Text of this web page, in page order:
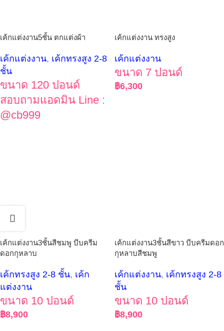
เค้กแต่งงาน5ชั้น ตกแต่งผ้า
เค้กแต่งงาน, เค้กทรงสูง 2-8
ชั้น
ขนาด 120 ปอนด์
สอบถามแอดมิน Line :
@cb999
เค้กแต่งงาน ทรงสูง
เค้กแต่งงาน
ขนาด 7 ปอนด์
฿6,300
เค้กแต่งงาน3ชั้นสีชมพู บีบครีม
ดอกกุหลาบ
เค้กทรงสูง 2-8 ชั้น, เค้ก
แต่งงาน
ขนาด 10 ปอนด์
฿8,900
เค้กแต่งงาน3ชั้นสีขาว บีบครีมดอก
กุหลาบสีชมพู
เค้กแต่งงาน, เค้กทรงสูง 2-8
ชั้น
ขนาด 10 ปอนด์
฿8,900